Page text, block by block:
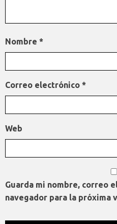
Nombre *
Correo electrónico *
Web
Guarda mi nombre, correo
navegador para la próxima